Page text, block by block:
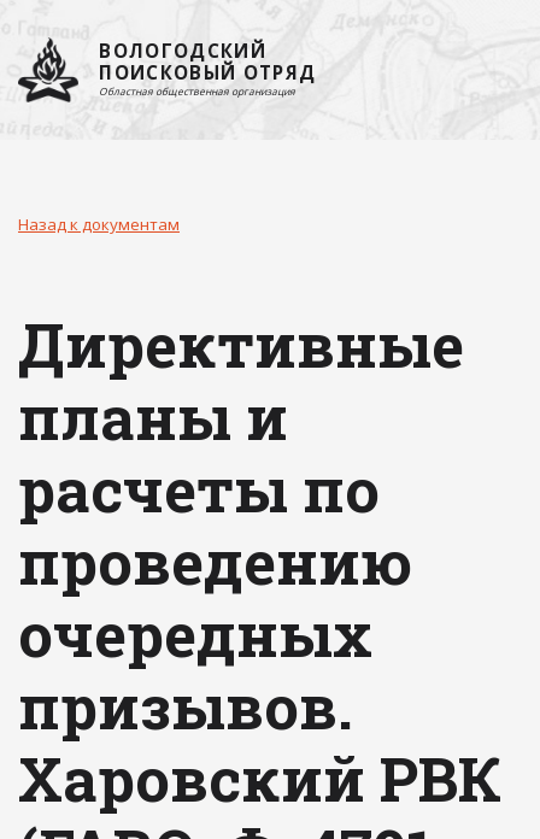
ВОЛОГОДСКИЙ
ПОИСКОВЫЙ ОТРЯД
Областная общественная организация
Назад к документам
Директивные
планы и
расчеты по
проведению
очередных
призывов.
Харовский РВК